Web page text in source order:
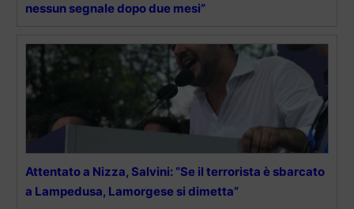
nessun segnale dopo due mesi”
Attentato a Nizza, Salvini: “Se il terrorista è sbarcato
a Lampedusa, Lamorgese si dimetta”